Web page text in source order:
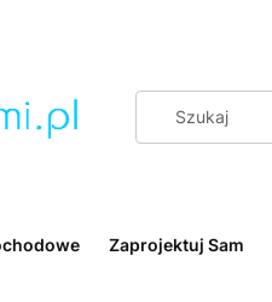
Zaprojektuj Sam